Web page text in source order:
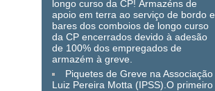
longo curso da CP! Armazéns de
apoio em terra ao serviço de bordo e
bares dos comboios de longo curso
da CP encerrados devido à adesão
de 100% dos empregados de
armazém à greve.
Piquetes de Greve na Associação
Luiz Pereira Motta (IPSS).O primeiro